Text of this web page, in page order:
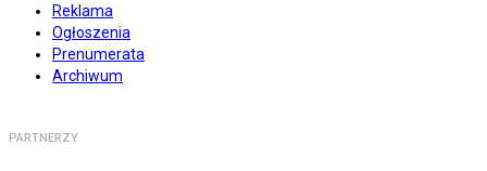
Reklama
Ogłoszenia
Prenumerata
Archiwum
PARTNERZY